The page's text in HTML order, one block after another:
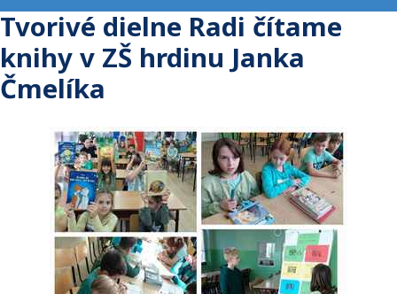
Tvorivé dielne Radi čítame
knihy v ZŠ hrdinu Janka
Čmelíka